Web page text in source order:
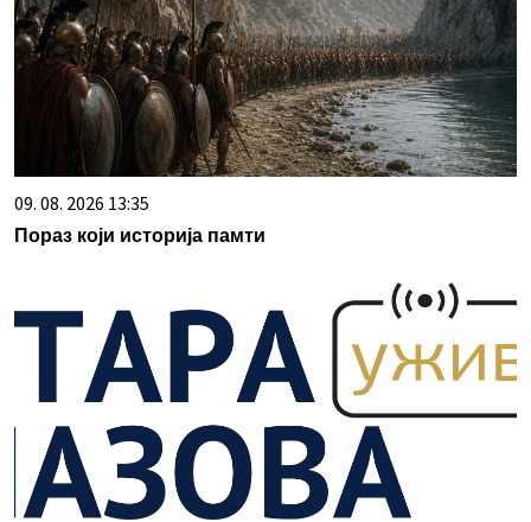
09. 08. 2026 13:35
Пораз који историја памти